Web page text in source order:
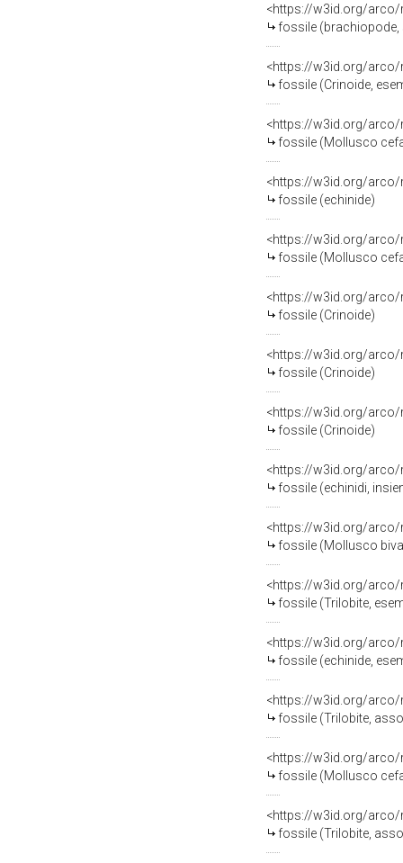
<https://w3id.org/arco/
fossile (brachiopode,
<https://w3id.org/arco/
fossile (Crinoide,
<https://w3id.org/arco/
fossile (Mollusco
<https://w3id.org/arco/
fossile (echinide)
<https://w3id.org/arco/
fossile (Mollusco
<https://w3id.org/arco/
fossile (Crinoide)
<https://w3id.org/arco/
fossile (Crinoide)
<https://w3id.org/arco/
fossile (Crinoide)
<https://w3id.org/arco/
fossile (echinidi,
<https://w3id.org/arco/
fossile (Mollusco
<https://w3id.org/arco/
fossile (Trilobite,
<https://w3id.org/arco/
fossile (echinide,
<https://w3id.org/arco/
fossile (Trilobite,
<https://w3id.org/arco/
fossile (Mollusco
<https://w3id.org/arco/
fossile (Trilobite,